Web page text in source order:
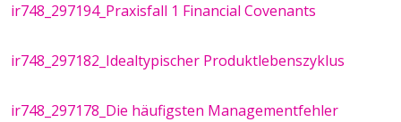
ir748_297194_Praxisfall 1 Financial Covenants
ir748_297182_Idealtypischer Produktlebenszyklus
ir748_297178_Die häufigsten Managementfehler